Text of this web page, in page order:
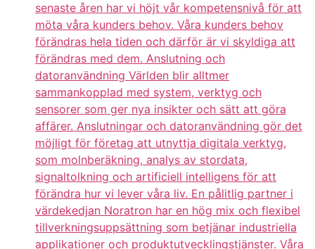
senaste åren har vi höjt vår kompetensnivå för att
möta våra kunders behov. Våra kunders behov
förändras hela tiden och därför är vi skyldiga att
förändras med dem. Anslutning och
datoranvändning Världen blir alltmer
sammankopplad med system, verktyg och
sensorer som ger nya insikter och sätt att göra
affärer. Anslutningar och datoranvändning gör det
möjligt för företag att utnyttja digitala verktyg,
som molnberäkning, analys av stordata,
signaltolkning och artificiell intelligens för att
förändra hur vi lever våra liv. En pålitlig partner i
värdekedjan Noratron har en hög mix och flexibel
tillverkningsuppsättning som betjänar industriella
applikationer och produktutvecklingstjänster. Våra